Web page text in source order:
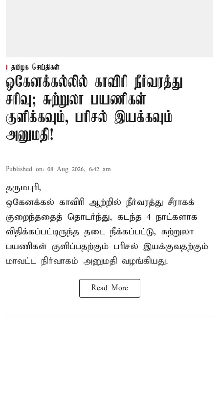
தமிழக செய்திகள்
ஒகேனக்கல்லில் காவிரி நீர்வரத்து
சரிவு; சுற்றுலா பயணிகள்
குளிக்கவும், பரிசல் இயக்கவும்
அனுமதி!
Published on: 08 Aug 2026, 6:42 am
தருமபுரி,
ஒகேனக்கல் காவிரி ஆற்றில் நீர்வரத்து சீராகக்
குறைந்ததைத் தொடர்ந்து, கடந்த 4 நாட்களாக
விதிக்கப்பட்டிருந்த தடை நீக்கப்பட்டு, சுற்றுலா
பயணிகள் குளிப்பதற்கும் பரிசல் இயக்குவதற்கும்
மாவட்ட நிர்வாகம் அனுமதி வழங்கியது.
Read More